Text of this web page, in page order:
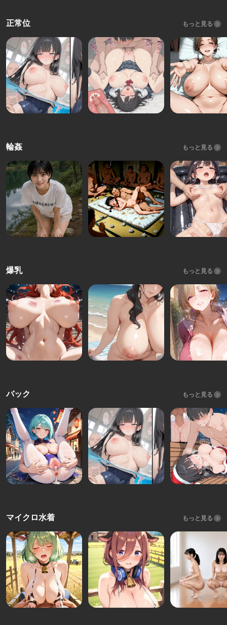
正常位 もっと見る
輪姦 もっと見る
爆乳 もっと見る
バック もっと見る
マイクロ水着 もっと見る